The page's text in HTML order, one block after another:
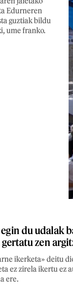
Edurneren
guztiak bildu
ume franko.
du udalak
zen
ikerketa» deitu
ez zirela ikertu ez
ere.